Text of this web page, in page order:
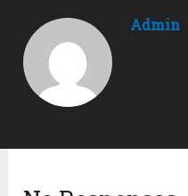
Admin